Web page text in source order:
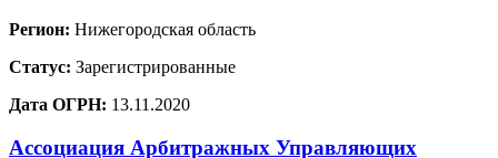
Регион: Нижегородская область
Статус: Зарегистрированные
Дата ОГРН: 13.11.2020
Ассоциация Арбитражных Управляющих